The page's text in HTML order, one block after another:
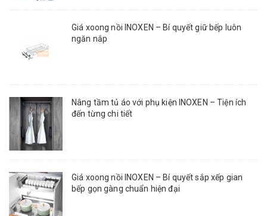
Giá xoong nồi INOXEN – Bí quyết giữ bếp luôn
ngăn nắp
Nâng tầm tủ áo với phụ kiện INOXEN – Tiện ích
đến từng chi tiết
Giá xoong nồi INOXEN – Bí quyết sắp xếp gian
bếp gọn gàng chuẩn hiện đại